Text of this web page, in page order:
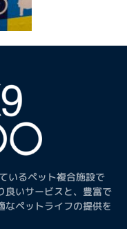
いるペット複合施設で
良いサービスと、豊富で
なペットライフの提供を